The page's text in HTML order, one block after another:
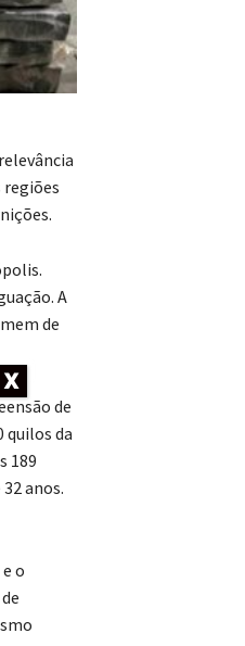
A
de
de
quilos da
189
anos.
o
X